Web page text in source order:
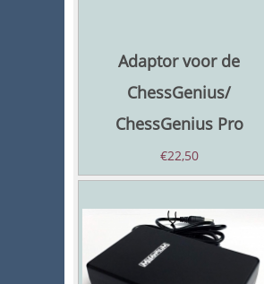
Adaptor voor de
ChessGenius/
ChessGenius Pro
€22,50